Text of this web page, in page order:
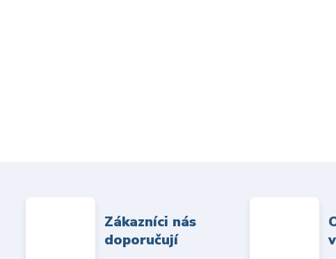
Zákazníci nás
doporučují